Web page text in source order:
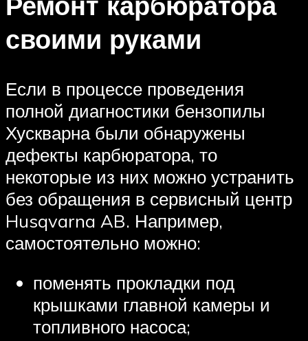
своими руками
Если в процессе проведения
полной диагностики бензопилы
Хускварна были обнаружены
дефекты карбюратора, то
некоторые из них можно устранить
без обращения в сервисный центр
Husqvarna AB. Например,
самостоятельно можно:
поменять прокладки под
крышками главной камеры и
топливного насоса;